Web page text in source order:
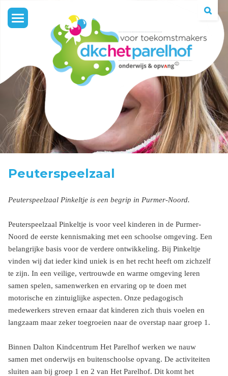
Toggle
navigation
Peuterspeelzaal
Peuterspeelzaal Pinkeltje is een begrip in Purmer-Noord.
Peuterspeelzaal Pinkeltje is voor veel kinderen in de Purmer-
Noord de eerste kennismaking met een schoolse omgeving. Een
belangrijke basis voor de verdere ontwikkeling. Bij Pinkeltje
vinden wij dat ieder kind uniek is en het recht heeft om zichzelf
te zijn. In een veilige, vertrouwde en warme omgeving leren
samen spelen, samenwerken en ervaring op te doen met
motorische en zintuiglijke aspecten. Onze pedagogisch
medewerkers streven ernaar dat kinderen zich thuis voelen en
langzaam maar zeker toegroeien naar de overstap naar groep 1.
Binnen Dalton Kindcentrum Het Parelhof werken we nauw
samen met onderwijs en buitenschoolse opvang. De activiteiten
sluiten aan bij groep 1 en 2 van Het Parelhof. Dit komt het